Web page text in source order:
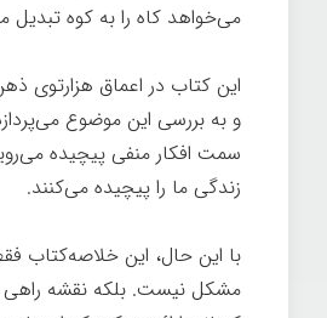
می‌خواهد کاه را به کوه تبدیل
این کتاب در اعماق هزارتوی
و به بررسی این موضوع
سمت افکار منفی پیچیده
زندگی ما را پیچیده می‌کنند.
با این حال، این خلاصه‌کتاب
مشکل نیست. بلکه نقشه راهی